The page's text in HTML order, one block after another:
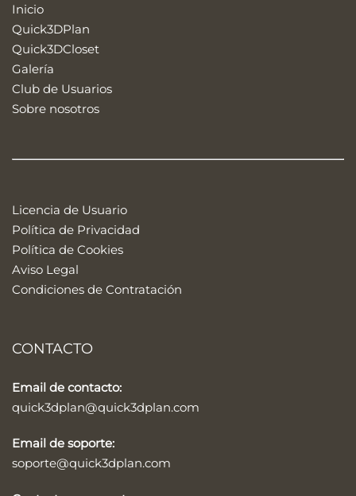
Inicio
Quick3DPlan
Quick3DCloset
Galería
Club de Usuarios
Sobre nosotros
Licencia de Usuario
Política de Privacidad
Política de Cookies
Aviso Legal
Condiciones de Contratación
CONTACTO
Email de contacto:
quick3dplan@quick3dplan.com
Email de soporte:
soporte@quick3dplan.com